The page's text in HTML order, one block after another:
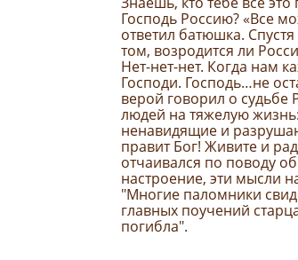
Господь Россию? «Все
ответил батюшка.
том, возродится ли
Нет-нет-нет. Когда нам
Господи. Господь…не
верой говорил о судьбе
людей на тяжелую
ненавидящие и
правит Бог! Живите и
отчаивался по поводу
настроение, эти мысли
"Многие паломники
главных поучений
погибла".